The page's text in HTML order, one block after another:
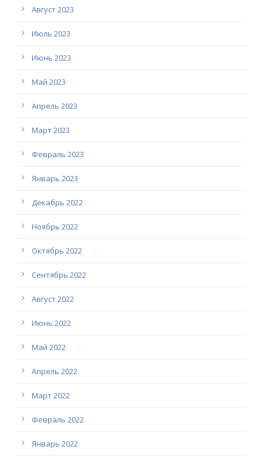
Август 2023
Июль 2023
Июнь 2023
Май 2023
Апрель 2023
Март 2023
Февраль 2023
Январь 2023
Декабрь 2022
Ноябрь 2022
Октябрь 2022
Сентябрь 2022
Август 2022
Июнь 2022
Май 2022
Апрель 2022
Март 2022
Февраль 2022
Январь 2022